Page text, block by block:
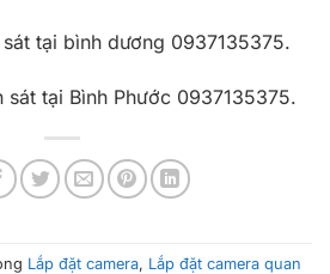
tại bình dương 0937135375.
sát tại Bình Phước 0937135375.
Lắp đặt camera, Lắp đặt camera quan